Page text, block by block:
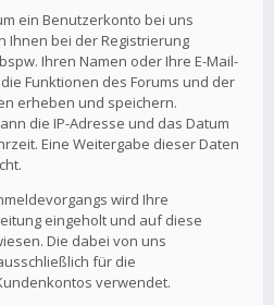
ein Benutzerkonto bei uns
Ihnen bei der Registrierung
Ihren Namen oder Ihre E-Mail-
Funktionen des Forums und der
erheben und speichern.
die IP-Adresse und das Datum
Eine Weitergabe dieser Daten
wird Ihre
eingeholt und auf diese
Die dabei von uns
für die
verwendet.